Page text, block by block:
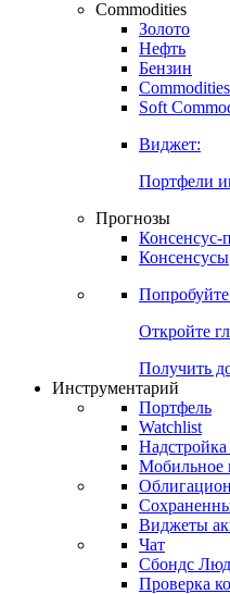
Commodities
Золото
Нефть
Бензин
Commodities
Soft
Виджет:
Портфели
Прогнозы
Консенсус-
Консенсусы
Попробуйте
Откройте
Получить
Инструментарий
Портфель
Watchlist
Мобильное
Виджеты
Чат
Сбондс
Проверка